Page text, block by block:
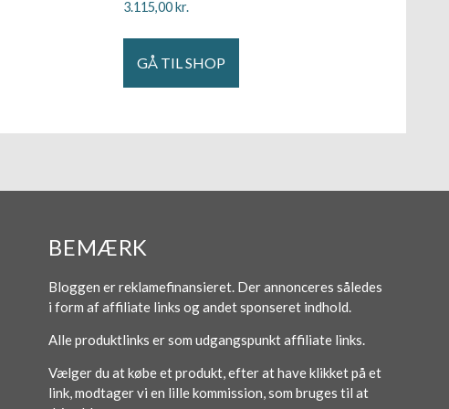
3.115,00kr.
GÅ TIL SHOP
BEMÆRK
Bloggen er reklamefinansieret. Der annonceres således
i form af affiliate links og andet sponseret indhold.
Alle produktlinks er som udgangspunkt affiliate links.
Vælger du at købe et produkt, efter at have klikket på et
link, modtager vi en lille kommission, som bruges til at